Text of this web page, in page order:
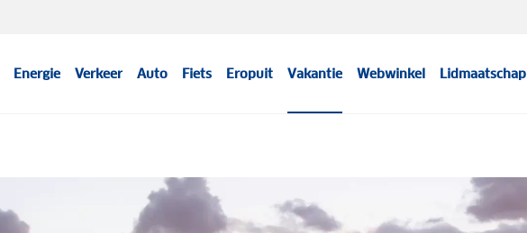
Energie Verkeer Auto Fiets Eropuit Vakantie Webwinkel Lidmaatschap